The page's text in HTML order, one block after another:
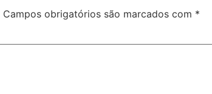
Campos obrigatórios são marcados com *